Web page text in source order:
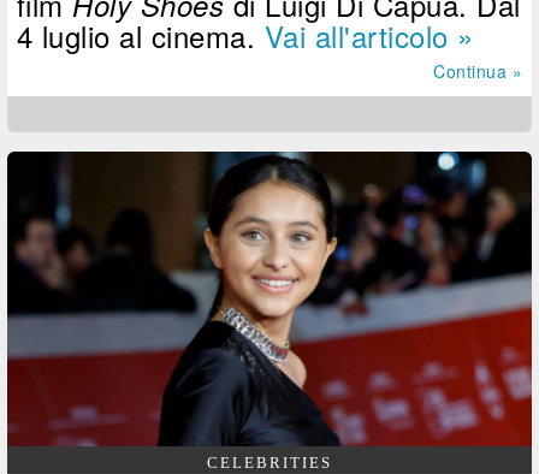
4 luglio al cinema. Vai all'articolo »
Continua »
CELEBRITIES